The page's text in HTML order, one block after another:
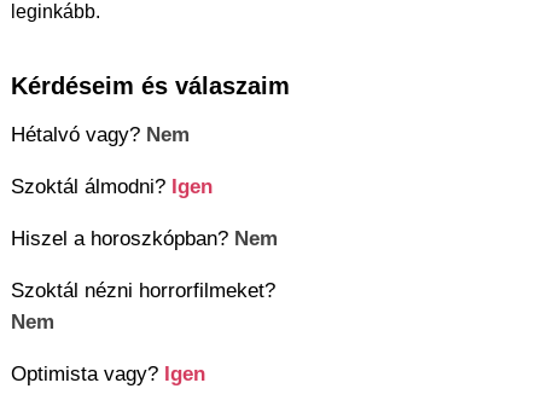
leginkább.
Kérdéseim és válaszaim
Hétalvó vagy? Nem
Szoktál álmodni? Igen
Hiszel a horoszkópban? Nem
Szoktál nézni horrorfilmeket?
Nem
Optimista vagy? Igen